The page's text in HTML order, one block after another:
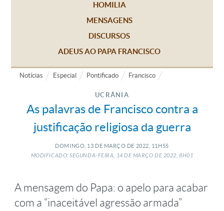
HOMILIA
MENSAGENS
DISCURSOS
ADEUS AO PAPA FRANCISCO
Notícias Especial Pontificado Francisco
UCRÂNIA
As palavras de Francisco contra a
justificação religiosa da guerra
DOMINGO, 13 DE MARÇO DE 2022, 11H55
MODIFICADO: SEGUNDA-FEIRA, 14 DE MARÇO DE 2022, 8H01
A mensagem do Papa: o apelo para acabar
com a “inaceitável agressão armada”